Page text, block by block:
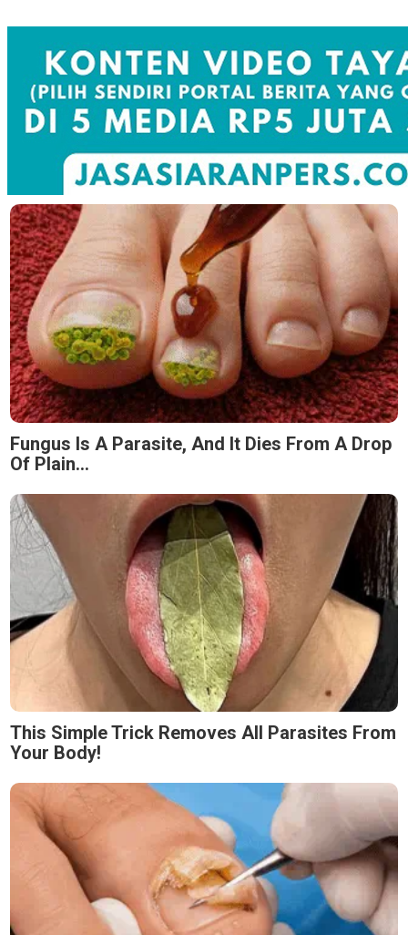
Fungus Is A Parasite, And It Dies From A Drop
Of Plain...
This Simple Trick Removes All Parasites From
Your Body!